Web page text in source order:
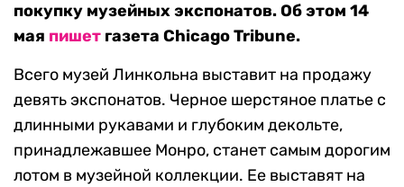
покупку музейных экспонатов. Об этом 14
мая пишет газета Chicago Tribune.
Всего музей Линкольна выставит на продажу
девять экспонатов. Черное шерстяное платье с
длинными рукавами и глубоким декольте,
принадлежавшее Монро, станет самым дорогим
лотом в музейной коллекции. Ее выставят на